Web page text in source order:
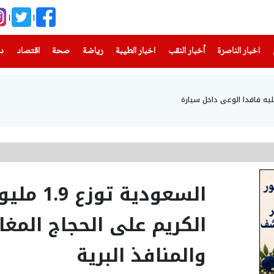
اخبار الناصرة
(current) أخبار النقب اخبار الطيبة(current) رياضة
(current) صحة(current) اقتصاد
الكريم على الحجاج
والمنافذ البرية